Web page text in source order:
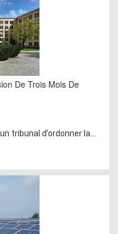
De Trois Mois De
tribunal d’ordonner la...